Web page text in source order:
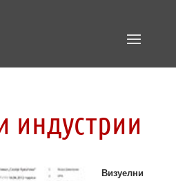
индустрии
Визуелни